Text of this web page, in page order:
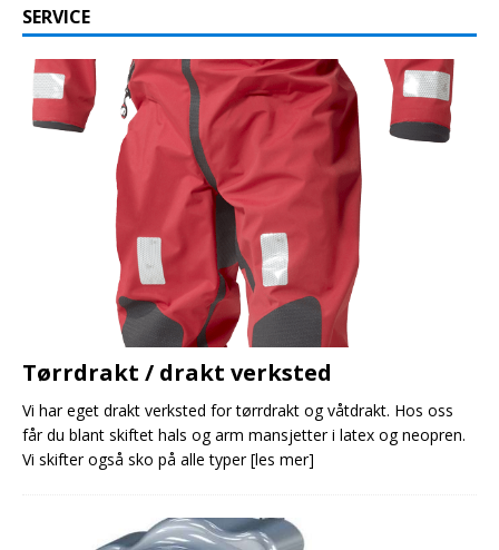
SERVICE
Tørrdrakt / drakt verksted
Vi har eget drakt verksted for tørrdrakt og våtdrakt. Hos oss
får du blant skiftet hals og arm mansjetter i latex og neopren.
Vi skifter også sko på alle typer[les mer]